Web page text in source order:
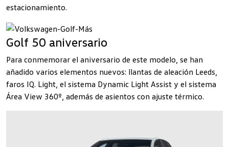
estacionamiento.
Golf 50 aniversario
Para conmemorar el aniversario de este modelo, se han
añadido varios elementos nuevos: llantas de aleación Leeds,
faros IQ. Light, el sistema Dynamic Light Assist y el sistema
Área View 360º, además de asientos con ajuste térmico.